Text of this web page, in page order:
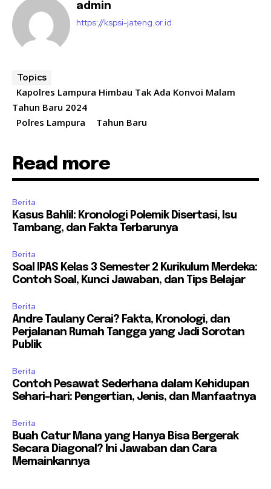
admin
https://kspsi-jateng.or.id
Topics
Kapolres Lampura Himbau Tak Ada Konvoi Malam
Tahun Baru 2024
Polres Lampura
Tahun Baru
Read more
Berita
Kasus Bahlil: Kronologi Polemik Disertasi, Isu
Tambang, dan Fakta Terbarunya
Berita
Soal IPAS Kelas 3 Semester 2 Kurikulum Merdeka:
Contoh Soal, Kunci Jawaban, dan Tips Belajar
Berita
Andre Taulany Cerai? Fakta, Kronologi, dan
Perjalanan Rumah Tangga yang Jadi Sorotan
Publik
Berita
Contoh Pesawat Sederhana dalam Kehidupan
Sehari-hari: Pengertian, Jenis, dan Manfaatnya
Berita
Buah Catur Mana yang Hanya Bisa Bergerak
Secara Diagonal? Ini Jawaban dan Cara
Memainkannya